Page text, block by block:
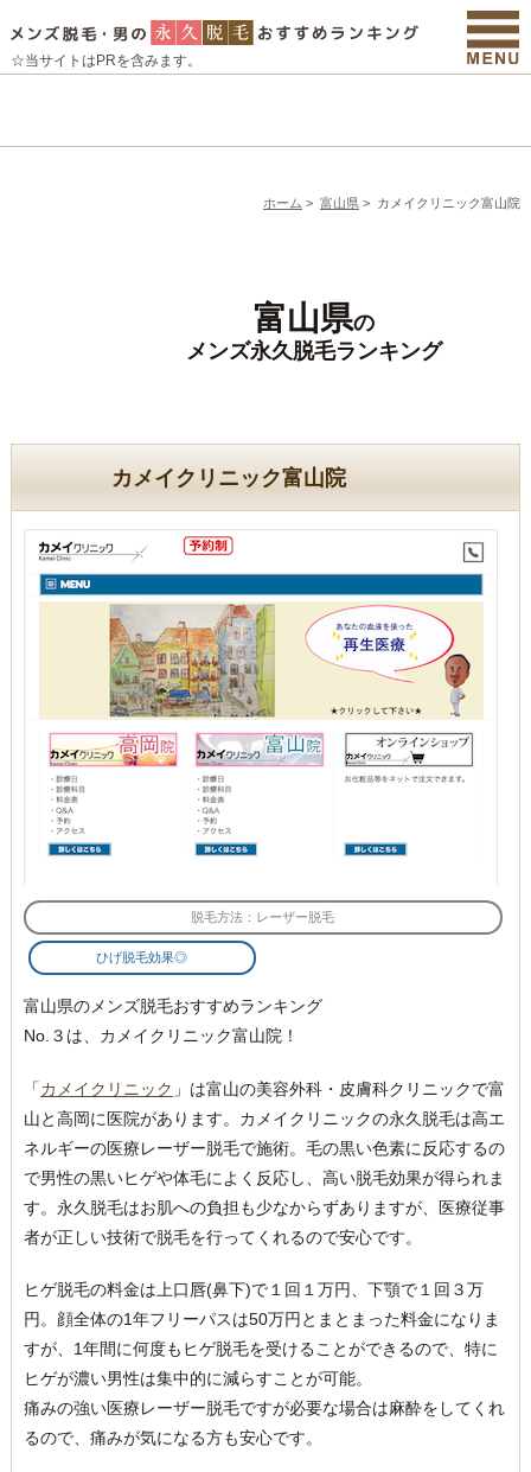
☆当サイトはPRを含みます。
ホーム > 富山県 > カメイクリニック富山院
富山県の
メンズ永久脱毛ランキング
カメイクリニック富山院
脱毛方法：レーザー脱毛
ひげ脱毛効果◎
富山県のメンズ脱毛おすすめランキング
No.３は、カメイクリニック富山院！
「カメイクリニック 」は富山の美容外科・皮膚科クリニックで富
山と高岡に医院があります。カメイクリニックの永久脱毛は高エ
ネルギーの医療レーザー脱毛で施術。毛の黒い色素に反応するの
で男性の黒いヒゲや体毛によく反応し、高い脱毛効果が得られま
す。永久脱毛はお肌への負担も少なからずありますが、医療従事
者が正しい技術で脱毛を行ってくれるので安心です。
ヒゲ脱毛の料金は上口唇(鼻下)で１回１万円、下顎で１回３万
円。顔全体の1年フリーパスは50万円とまとまった料金になりま
すが、1年間に何度もヒゲ脱毛を受けることができるので、特に
ヒゲが濃い男性は集中的に減らすことが可能。
痛みの強い医療レーザー脱毛ですが必要な場合は麻酔をしてくれ
るので、痛みが気になる方も安心です。